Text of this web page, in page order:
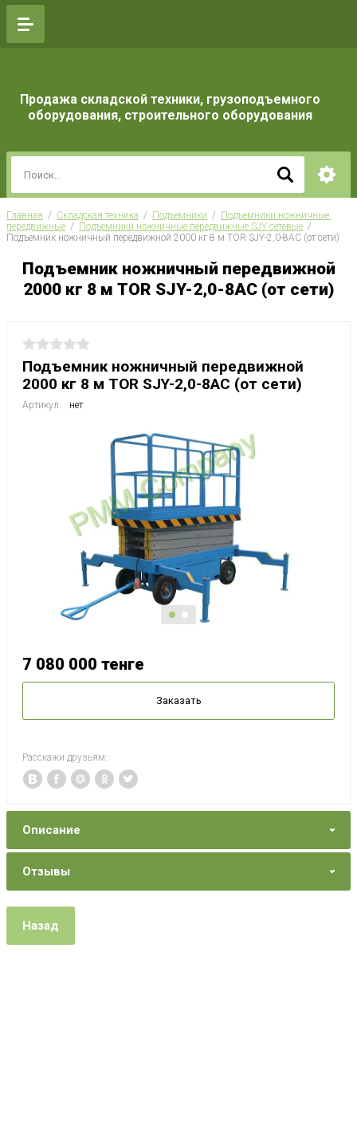
Продажа складской техники, грузоподъемного
оборудования, строительного оборудования
Главная
  /
Складская техника
  /
Подъемники
  /
Подъемники ножничные
передвижные
  /
Подъемники ножничные передвижные SJY сетевые
  /
Подъемник ножничный передвижной 2000 кг 8 м TOR SJY-2,0-8AC (от сети)
Подъемник ножничный передвижной
2000 кг 8 м TOR SJY-2,0-8AC (от сети)
Подъемник ножничный передвижной
2000 кг 8 м TOR SJY-2,0-8AC (от сети)
Артикул: нет
7 080 000 тенге
Заказать
Расскажи друзьям:
Описание
Отзывы
Назад